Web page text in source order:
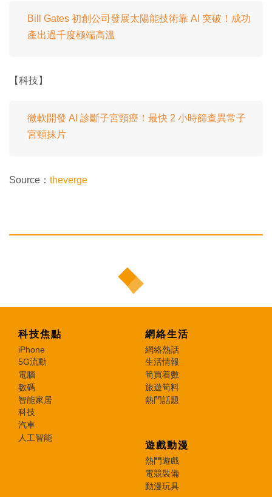
Bill Gates 初創公司發展太陽能技術靠 AI 突破！成功
產出過千度極端高溫
【科技】
微軟開發 AI 診斷子宮頸癌！最快 2 小時篩查異常子
宮頸抹片
Source： theverge
科技焦點
iPhone
5G流動
電腦
數碼
智能家居
科技
汽車
人工智能
網絡生活
網絡熱話
生活情報
筍買着數
旅遊筍料
熱門話題
遊戲動漫
熱門遊戲
電競裝備
動漫玩具